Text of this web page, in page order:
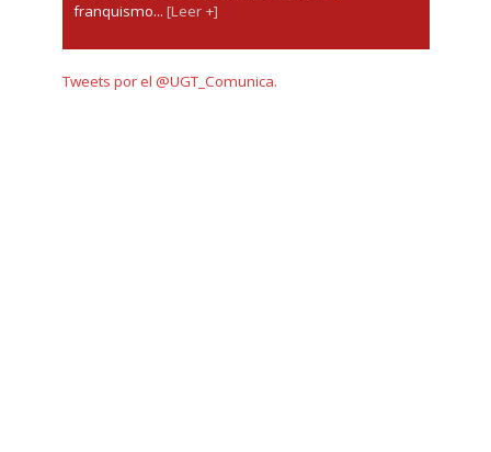
franquismo... [Leer +]
Tweets por el @UGT_Comunica.